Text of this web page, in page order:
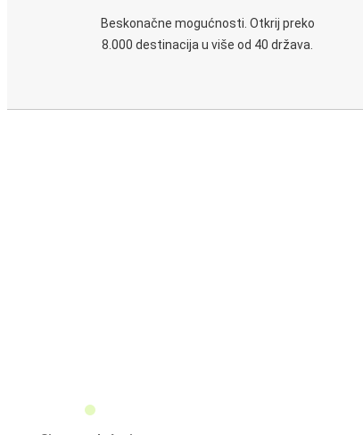
Beskonačne mogućnosti. Otkrij preko
8.000 destinacija u više od 40 država.